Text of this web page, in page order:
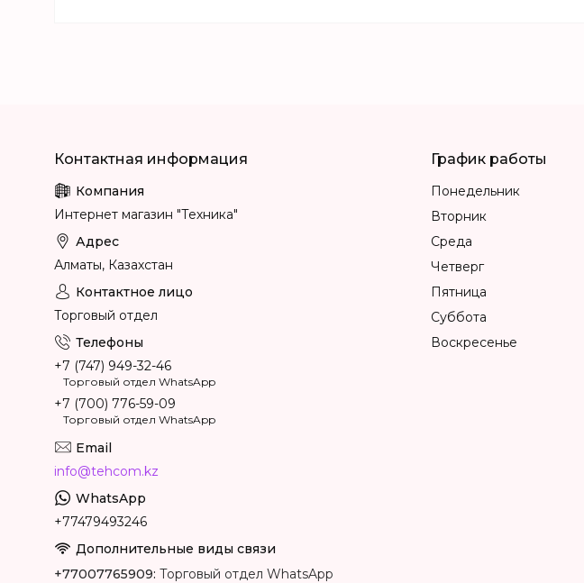
Интернет магазин "Техника"
Алматы, Казахстан
Торговый отдел
+7 (747) 949-32-46
Торговый отдел WhatsApp
+7 (700) 776-59-09
Торговый отдел WhatsApp
info@tehcom.kz
+77479493246
+77007765909 Торговый отдел WhatsApp
График работы
Понедельник
Вторник
Среда
Четверг
Пятница
Суббота
Воскресенье